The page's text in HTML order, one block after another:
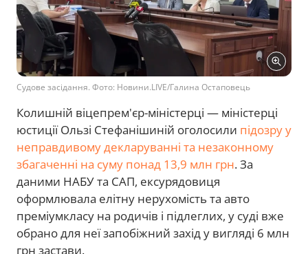
Судове засідання. Фото: Новини.LIVE/Галина Остаповець
Колишній віцепрем'єр-міністерці — міністерці
юстиції Ользі Стефанішиній оголосили підозру у
неправдивому декларуванні та незаконному
збагаченні на суму понад 13,9 млн грн. За
даними НАБУ та САП, ексурядовиця
оформлювала елітну нерухомість та авто
преміумкласу на родичів і підлеглих, у суді вже
обрано для неї запобіжний захід у вигляді 6 млн
грн застави.